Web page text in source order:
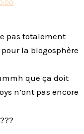
pas totalement
pour la blogosphère
que ça doit
n’ont pas encore